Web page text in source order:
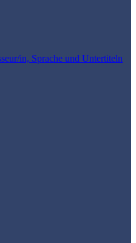
in, Sprache und Untertiteln